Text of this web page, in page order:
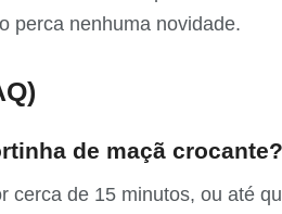
perca nenhuma novidade.
de maçã crocante?
cerca de 15 minutos, ou até